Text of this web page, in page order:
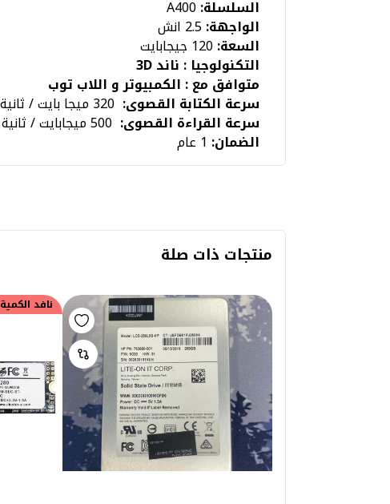
السلسلة:
الواجهة:2.5 انش
السعة:
التكنولوجيا : ناند 3D
متوافق مع : الكمبيوتر و اللاب توب
سرعة الكتابة القصوى:
سرعة القراءة القصوى:
الضمان:
منتجات ذات صلة
نافد الكمية